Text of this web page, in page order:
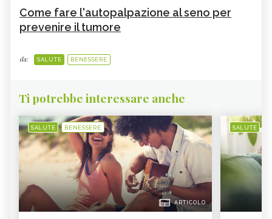
Come fare l'autopalpazione al seno per
prevenire il tumore
da: SALUTE BENESSERE
Ti potrebbe interessare anche
SALUTE BENESSERE
ARTICOLO
SALUTE